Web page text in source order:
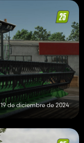
19 de diciembre de 2024